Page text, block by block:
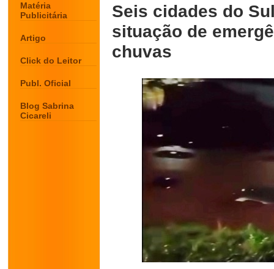
Matéria
Publicitária
Artigo
Click do Leitor
Publ. Oficial
Blog Sabrina
Cicareli
Seis cidades do
situação de
chuvas